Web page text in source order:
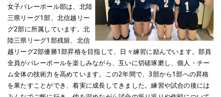
女子バレーボール部は、北陸
三県リーグ1部、北信越リー
グ2部に所属しています。北
陸三県リーグ1部残留、北信
越リーグ2部優勝1部昇格を目指して、日々練習に励んでいます。部員
全員がバレーボールを楽しみながら、互いに切磋琢磨し、個人・チー
ム全体の技術力を高めています。この2年間で、3部から1部への昇格
を果たすことができ、着実に成長してきました。練習や試合の後には